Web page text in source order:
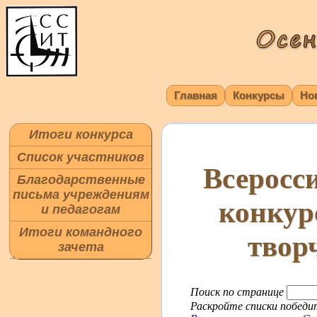
Главная Конкурсы
Итоги конкурса
Список участников
Благодарственные
письма учреждениям
и педагогам
Итоги командного
зачета
Поиск по странице
Раскройте списки